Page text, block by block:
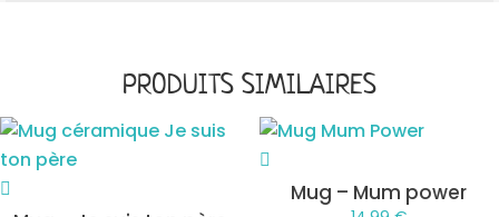
PRODUITS SIMILAIRES
Mug – Mum power